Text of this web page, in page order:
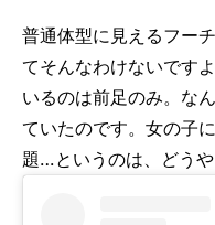
普通体型に見えるフー
てそんなわけないです
いるのは前足のみ。な
ていたのです。女の子
題…というのは、どうや